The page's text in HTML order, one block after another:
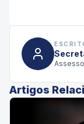
Artigos